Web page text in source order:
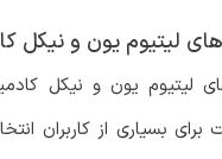
لیتیوم یون و نیکل
لیتیوم یون و نیکل
بسیاری از کاربران